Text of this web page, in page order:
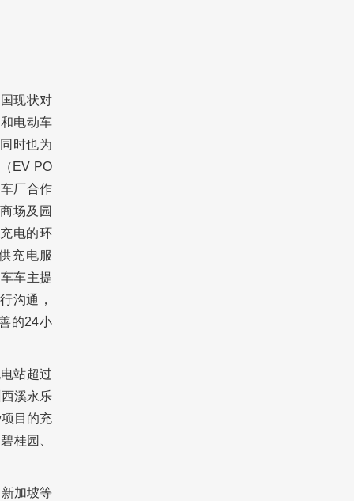
现状对
电动车
时也为
EV PO
厂合作
场及园
电的环
充电服
车主提
沟通，
的24小
站超过
溪永乐
目的充
桂园、
加坡等